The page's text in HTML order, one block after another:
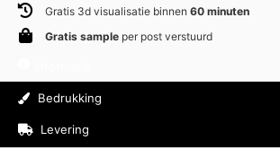
Gratis 3d visualisatie binnen 60 minuten
Gratis sample per post verstuurd
Bedrukking
Levering